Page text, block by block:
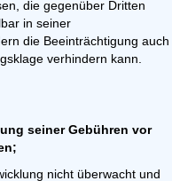
die gegenüber Dritten
in seiner
die Beeinträchtigung auch
verhindern kann.
seiner Gebühren vor
nicht überwacht und